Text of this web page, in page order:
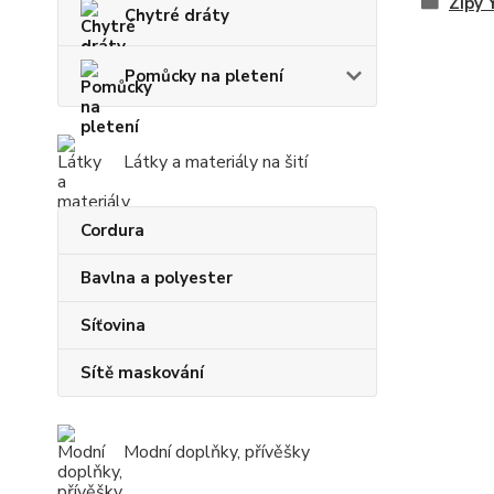
Chytré dráty
Pomůcky na pletení
Látky a materiály na šití
Cordura
Bavlna a polyester
Síťovina
Sítě maskování
Modní doplňky, přívěšky